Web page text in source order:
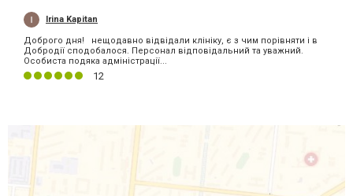
Irina Kapitan
Доброго дня! нещодавно відвідали клініку, є з чим порівняти і в
Добродії сподобалося. Персонал відповідальний та уважний.
Особиста подяка адміністрації...
12